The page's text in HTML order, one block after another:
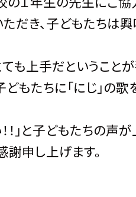
だき、子どもたちは興
も上手だということが
たちに「にじ」の歌
」と子どもたちの声が
謝申し上げます。